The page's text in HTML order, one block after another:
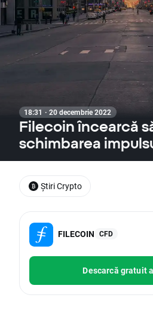
18:31 · 20 decembrie 2022
Filecoin încearcă
schimbarea
FILECOIN CFD
Descarcă gratuit
Știri Crypto